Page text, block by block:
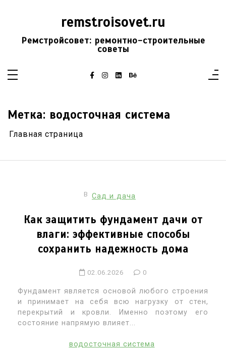
remstroisovet.ru
Ремстройсовет: ремонтно-строительные
советы
Метка: водосточная система
Главная страница
В Сад и дача
Как защитить фундамент дачи от
влаги: эффективные способы
сохранить надежность дома
02.06.2026 0
Фундамент является основой любого строения
и принимает на себя всю нагрузку от стен,
перекрытий и кровли. Именно поэтому его
состояние напрямую влияет...
водосточная система